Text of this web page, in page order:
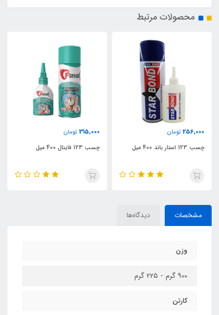
محصولات مرتبط
چسب 123 فاینال 400 میل
چسب 123 سوفیکس 400 میل
مشخصات دیدگاه‌ها
وزن
900 گرم - 225 گرم
کارتن